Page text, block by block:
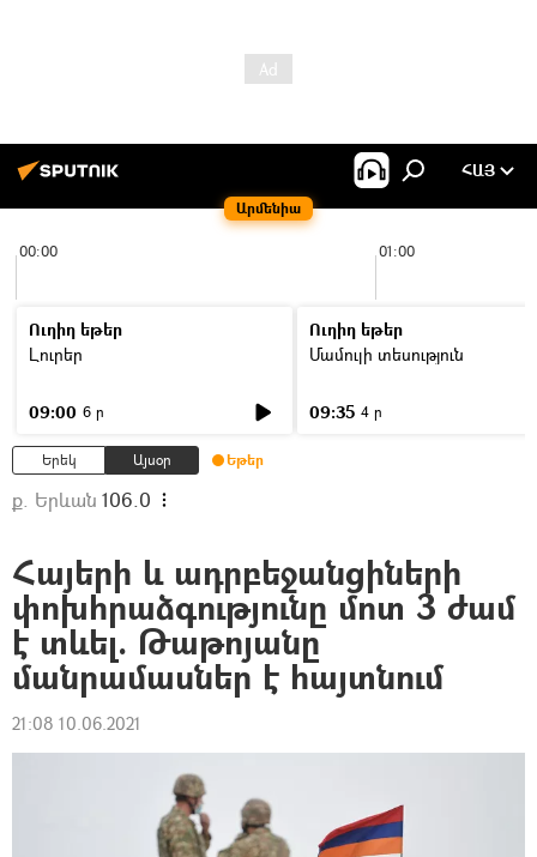
Արմենիա
ՀԱՅ
00:00 01:00
Ուղիղ եթեր
Լուրեր
09:00 6 ր
Ուղիղ եթեր
Մամուլի տեսություն
09:35 4 ր
Երեկ Այսօր Եթեր
ք. Երևան 106.0
Հայերի և ադրբեջանցիների
փոխհրաձգությունը մոտ 3 ժամ
է տևել. Թաթոյանը
մանրամասներ է հայտնում
21:08 10.06.2021